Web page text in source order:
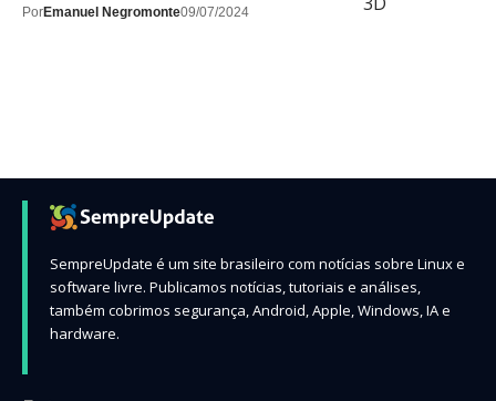
PorEmanuel Negromonte09/07/2024
SempreUpdate é um site brasileiro com notícias sobre Linux e
software livre. Publicamos notícias, tutoriais e análises,
também cobrimos segurança, Android, Apple, Windows, IA e
hardware.